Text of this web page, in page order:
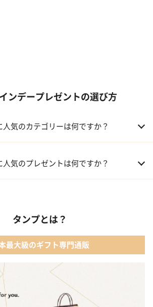
ンデープレゼントの選び方
気のカテゴリーは何ですか？
気のプレゼントは何ですか？
ラワーティントリップ［日本限定ピンクゴ
ール
ート＞ダーク＆ミルク＆キャラメル＆ホワ
タンプとは？
最大級のギフト専門通販